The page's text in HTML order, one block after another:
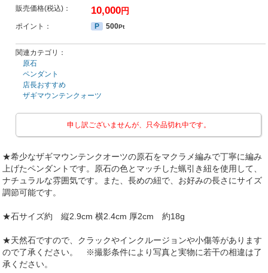
販売価格(税込)： 10,000円
ポイント： P 500Pt
関連カテゴリ：
原石
ペンダント
店長おすすめ
ザギマウンテンクォーツ
申し訳ございませんが、只今品切れ中です。
★希少なザギマウンテンクオーツの原石をマクラメ編みで丁寧に編み
上げたペンダントです。原石の色とマッチした蝋引き紐を使用して、
ナチュラルな雰囲気です。また、長めの紐で、お好みの長さにサイズ
調節可能です。
★石サイズ約 縦2.9cm 横2.4cm 厚2cm 約18g
★天然石ですので、クラックやインクルージョンや小傷等があります
ので了承ください。 ※撮影条件により写真と実物に若干の相違は了
承ください。